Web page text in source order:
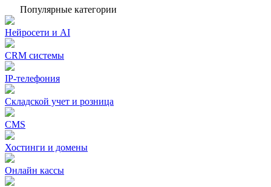
Популярные категории
Нейросети и AI
CRM системы
IP-телефония
Складской учет и розница
CMS
Хостинги и домены
Онлайн кассы